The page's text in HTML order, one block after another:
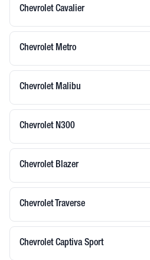
Chevrolet Cavalier
Chevrolet Metro
Chevrolet Malibu
Chevrolet N300
Chevrolet Blazer
Chevrolet Traverse
Chevrolet Captiva Sport